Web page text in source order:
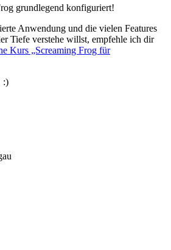
grundlegend konfiguriert!
Anwendung und die vielen Features
Tiefe verstehe willst, empfehle ich dir
Kurs „Screaming Frog für
:)